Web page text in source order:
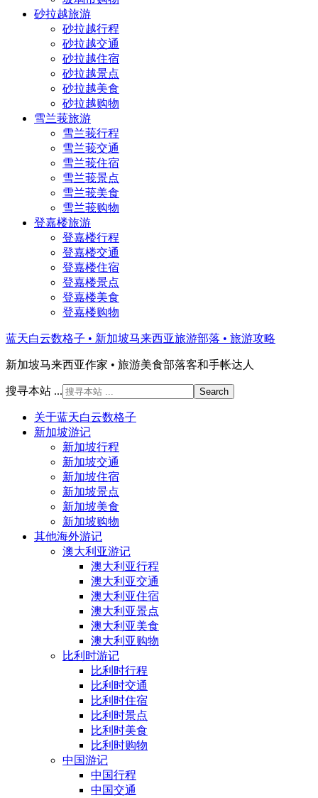
砂拉越旅游
砂拉越行程
砂拉越交通
砂拉越住宿
砂拉越景点
砂拉越美食
砂拉越购物
雪兰莪旅游
雪兰莪行程
雪兰莪交通
雪兰莪住宿
雪兰莪景点
雪兰莪美食
雪兰莪购物
登嘉楼旅游
登嘉楼行程
登嘉楼交通
登嘉楼住宿
登嘉楼景点
登嘉楼美食
登嘉楼购物
蓝天白云数格子 • 新加坡马来西亚旅游部落 • 旅游攻略
新加坡马来西亚作家 • 旅游美食部落客和手帐达人
搜寻本站 ...
关于蓝天白云数格子
新加坡游记
新加坡行程
新加坡交通
新加坡住宿
新加坡景点
新加坡美食
新加坡购物
其他海外游记
澳大利亚游记
澳大利亚行程
澳大利亚交通
澳大利亚住宿
澳大利亚景点
澳大利亚美食
澳大利亚购物
比利时游记
比利时行程
比利时交通
比利时住宿
比利时景点
比利时美食
比利时购物
中国游记
中国行程
中国交通